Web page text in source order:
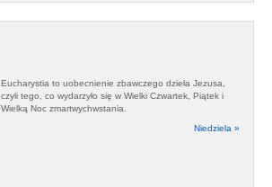
Eucharystia to uobecnienie zbawczego dzieła Jezusa,
czyli tego, co wydarzyło się w Wielki Czwartek, Piątek i
Wielką Noc zmartwychwstania.
Niedziela »